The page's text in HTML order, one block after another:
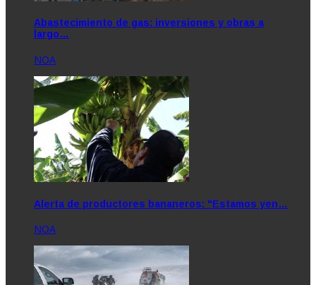
Abastecimiento de gas: inversiones y obras a
largo…
NOA
Alerta de productores bananeros: "Estamos yen…
NOA